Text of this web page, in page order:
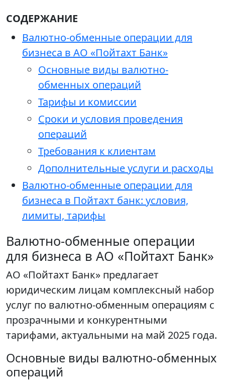
СОДЕРЖАНИЕ
Валютно-обменные операции для
бизнеса в АО «Пойтахт Банк»
Основные виды валютно-
обменных операций
Тарифы и комиссии
Сроки и условия проведения
операций
Требования к клиентам
Дополнительные услуги и расходы
Валютно-обменные операции для
бизнеса в Пойтахт банк: условия,
лимиты, тарифы
Валютно-обменные операции
для бизнеса в АО «Пойтахт Банк»
АО «Пойтахт Банк» предлагает
юридическим лицам комплексный набор
услуг по валютно-обменным операциям с
прозрачными и конкурентными
тарифами, актуальными на май 2025 года.
Основные виды валютно-обменных
операций